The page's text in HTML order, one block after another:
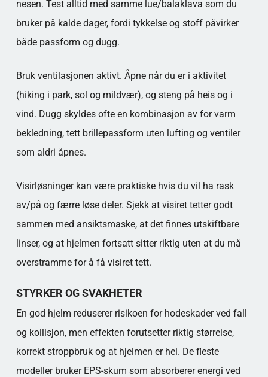
nesen. Test alltid med samme lue/balaklava som du
bruker på kalde dager, fordi tykkelse og stoff påvirker
både passform og dugg.
Bruk ventilasjonen aktivt. Åpne når du er i aktivitet
(hiking i park, sol og mildvær), og steng på heis og i
vind. Dugg skyldes ofte en kombinasjon av for varm
bekledning, tett brillepassform uten lufting og ventiler
som aldri åpnes.
Visirløsninger kan være praktiske hvis du vil ha rask
av/på og færre løse deler. Sjekk at visiret tetter godt
sammen med ansiktsmaske, at det finnes utskiftbare
linser, og at hjelmen fortsatt sitter riktig uten at du må
overstramme for å få visiret tett.
STYRKER OG SVAKHETER
En god hjelm reduserer risikoen for hodeskader ved fall
og kollisjon, men effekten forutsetter riktig størrelse,
korrekt stroppbruk og at hjelmen er hel. De fleste
modeller bruker EPS-skum som absorberer energi ved